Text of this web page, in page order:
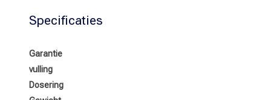
Specificaties
Garantie
vulling
Dosering